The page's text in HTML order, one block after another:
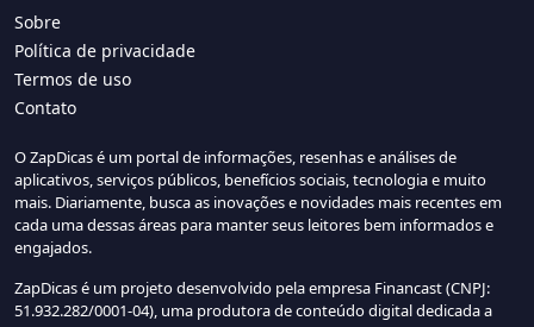
Sobre
Política de privacidade
Termos de uso
Contato
O ZapDicas é um portal de informações, resenhas e análises de
aplicativos, serviços públicos, benefícios sociais, tecnologia e muito
mais. Diariamente, busca as inovações e novidades mais recentes em
cada uma dessas áreas para manter seus leitores bem informados e
engajados.
ZapDicas é um projeto desenvolvido pela empresa Financast (CNPJ:
51.932.282/0001-04), uma produtora de conteúdo digital dedicada a